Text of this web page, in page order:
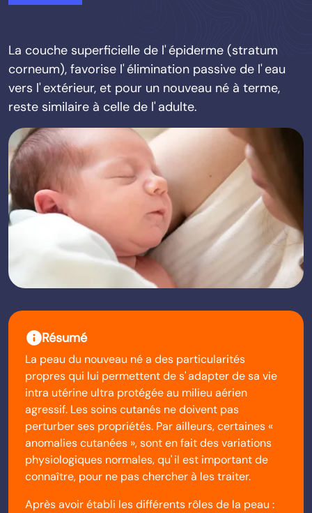
La couche superficielle de l' épiderme (stratum
corneum), favorise l' élimination passive de l' eau
vers l' extérieur, et pour un nouveau né à terme,
reste similaire à celle de l' adulte.
infoRésumé
La peau du nouveau né a des particularités
propres qui lui permettent de s' adapter de sa vie
intra utérine ultra protégée au milieu aérien
agressif. Les soins cutanés ne doivent pas
perturber ses propriétés. Par ailleurs, certaines «
anomalies cutanées », sont en fait des variations
physiologiques normales, qu' il est important de
connaître, pour ne pas chercher à les traiter.
Après avoir établi les différents rôles de la peau :